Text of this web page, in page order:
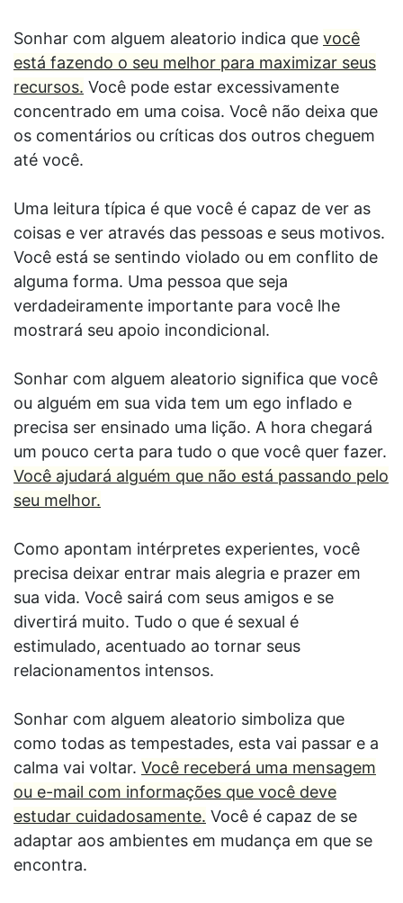
Sonhar com alguem aleatorio indica que você
está fazendo o seu melhor para maximizar seus
recursos. Você pode estar excessivamente
concentrado em uma coisa. Você não deixa que
os comentários ou críticas dos outros cheguem
até você.
Uma leitura típica é que você é capaz de ver as
coisas e ver através das pessoas e seus motivos.
Você está se sentindo violado ou em conflito de
alguma forma. Uma pessoa que seja
verdadeiramente importante para você lhe
mostrará seu apoio incondicional.
Sonhar com alguem aleatorio significa que você
ou alguém em sua vida tem um ego inflado e
precisa ser ensinado uma lição. A hora chegará
um pouco certa para tudo o que você quer fazer.
Você ajudará alguém que não está passando pelo
seu melhor.
Como apontam intérpretes experientes, você
precisa deixar entrar mais alegria e prazer em
sua vida. Você sairá com seus amigos e se
divertirá muito. Tudo o que é sexual é
estimulado, acentuado ao tornar seus
relacionamentos intensos.
Sonhar com alguem aleatorio simboliza que
como todas as tempestades, esta vai passar e a
calma vai voltar. Você receberá uma mensagem
ou e-mail com informações que você deve
estudar cuidadosamente. Você é capaz de se
adaptar aos ambientes em mudança em que se
encontra.